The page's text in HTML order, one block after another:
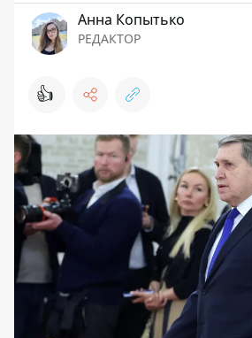
Анна Копытько
РЕДАКТОР
👍